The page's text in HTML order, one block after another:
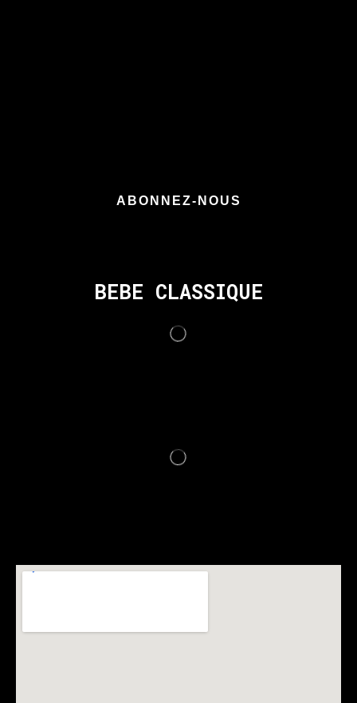
ABONNEZ-NOUS
BEBE CLASSIQUE